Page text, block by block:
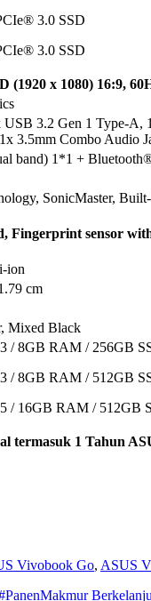
3.0 SSD
3.0 SSD
(1920 x 1080) 16:9,
3.2 Gen 1 Type-A,
3.5mm Combo Audio
band) 1*1 +
SonicMaster,
Fingerprint sensor
ion
cm
Mixed Black
/ 8GB RAM / 256GB
/ 8GB RAM / 512GB
/ 16GB RAM / 512GB
termasuk 1 Tahun
Vivobook Go, ASUS